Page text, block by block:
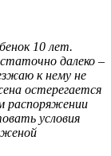
10 лет.
далеко –
к нему не
остерегается
распоряжении
условия
женой